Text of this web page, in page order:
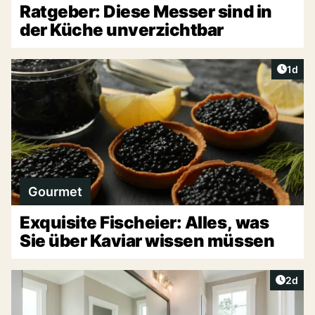
Ratgeber: Diese Messer sind in
der Küche unverzichtbar
1d
Gourmet
Exquisite Fischeier: Alles, was
Sie über Kaviar wissen müssen
2d